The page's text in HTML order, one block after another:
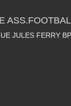
JULES FERRY BP